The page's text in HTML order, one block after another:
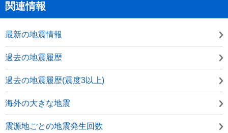
関連情報
最新の地震情報
過去の地震履歴
過去の地震履歴(震度3以上)
海外の大きな地震
震源地ごとの地震発生回数